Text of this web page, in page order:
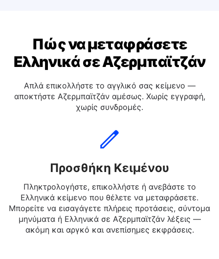
Πώς να μεταφράσετε
Ελληνικά σε Αζερμπαϊτζάν
Απλά επικολλήστε το αγγλικό σας κείμενο —
χωρίς συνδρομές.
Προσθήκη Κειμένου
Πληκτρολογήστε, επικολλήστε ή ανεβάστε το
Ελληνικά κείμενο που θέλετε να μεταφράσετε.
Μπορείτε να εισαγάγετε πλήρεις προτάσεις, σύντομα